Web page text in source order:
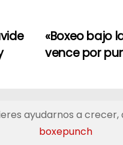
«Boxeo bajo
vence por
ayudarnos a
boxepunch